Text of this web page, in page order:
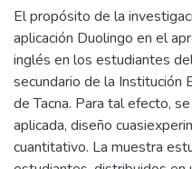
El propósito de la
aplicación Duolingo en el
inglés en los estudiantes
secundario de la Institución
de Tacna. Para tal efecto,
aplicada, diseño
cuantitativo. La muestra